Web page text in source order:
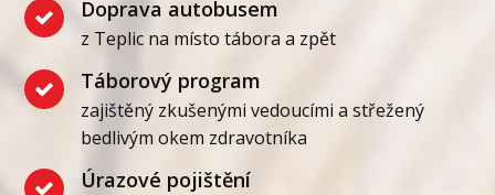
Doprava autobusem
z Teplic na místo tábora a zpět
Táborový program
zajištěný zkušenými vedoucími a střežený
bedlivým okem zdravotníka
Úrazové pojištění